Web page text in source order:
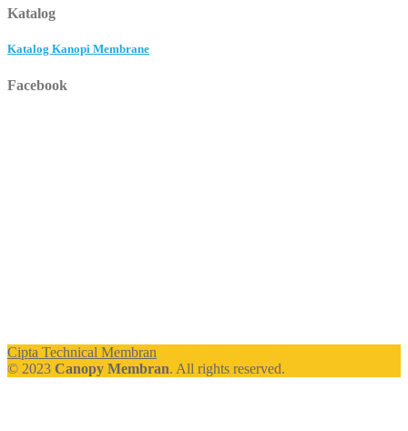
Katalog
Katalog Kanopi Membrane
Facebook
Cipta Technical Membran
© 2023 Canopy Membran. All rights reserved.